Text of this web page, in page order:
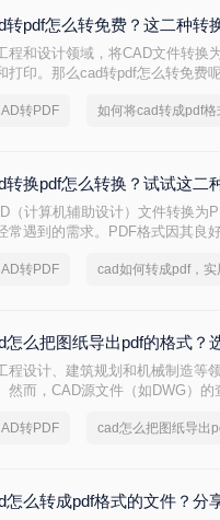
转pdf怎么转免费？这二种转
程和设计领域，将CAD文件转换
打印。那么cad转pdf怎么转免费
转PDF
转换pdf怎么转换？试试这二
（计算机辅助设计）文件转换为
常遇到的需求。PDF格式因其良
效方法。
转PDF
怎么把图纸导出pdf的格式？
程设计、建筑规划和机械制造等
然而，CAD源文件（如DWG）
能完美保留图纸的矢量信息、图
转PDF cad怎么把图纸导出
怎么转成pdf格式的文件？分